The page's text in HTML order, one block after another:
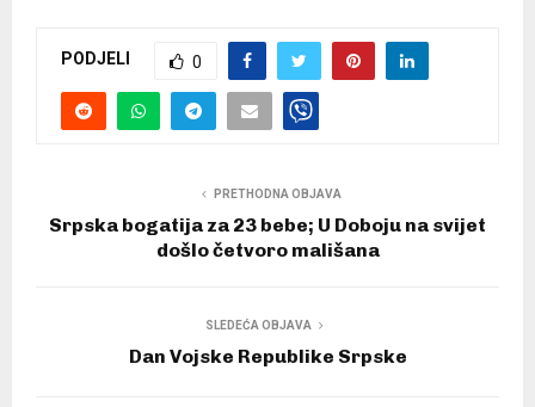
PODJELI 0
PRETHODNA OBJAVA
Srpska bogatija za 23 bebe; U Doboju na svijet
došlo četvoro mališana
SLEDEĆA OBJAVA
Dan Vojske Republike Srpske